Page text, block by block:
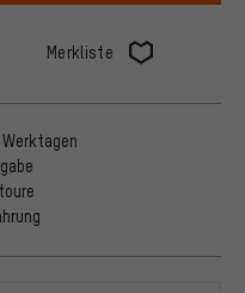
Merkliste